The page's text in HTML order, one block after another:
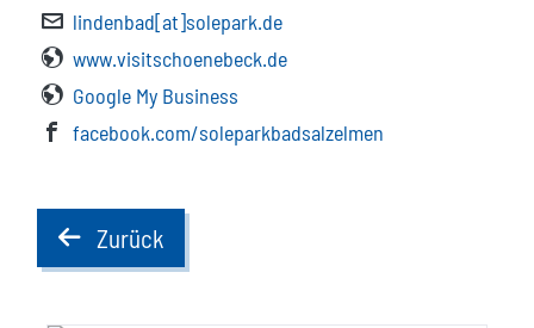
lindenbad[at]solepark.de
www.visitschoenebeck.de
Google My Business
facebook.com/soleparkbadsalzelmen
backZurück